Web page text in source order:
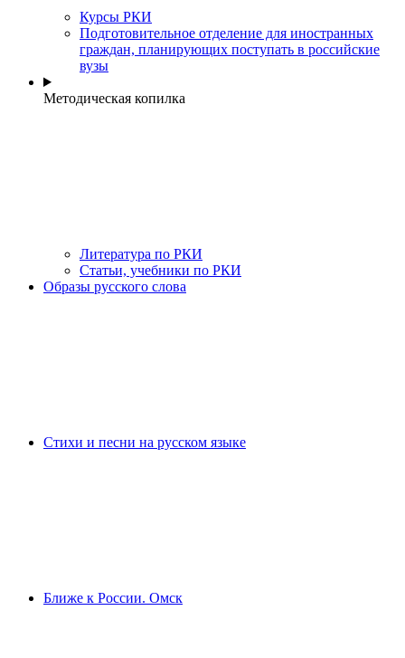
Курсы РКИ
Подготовительное отделение для иностранных
граждан, планирующих поступать в российские
вузы
Методическая копилка
Литература по РКИ
Статьи, учебники по РКИ
Образы русского слова
Стихи и песни на русском языке
Ближе к России. Омск